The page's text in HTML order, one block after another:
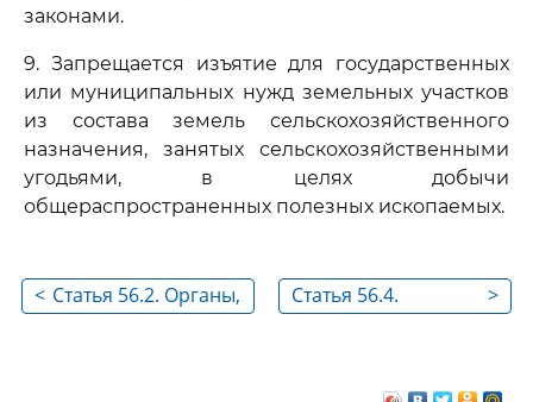
законами.
9. Запрещается изъятие для государственных
или муниципальных нужд земельных участков
из состава земель сельскохозяйственного
назначения, занятых сельскохозяйственными
угодьями, в целях добычи
общераспространенных полезных ископаемых.
< Статья 56.2. Органы,
>
Статья 56.4.
земельного участка